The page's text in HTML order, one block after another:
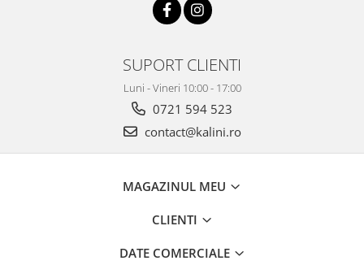
SUPORT CLIENTI
Luni - Vineri 10:00 - 17:00
0721 594 523
contact@kalini.ro
MAGAZINUL MEU
CLIENTI
DATE COMERCIALE